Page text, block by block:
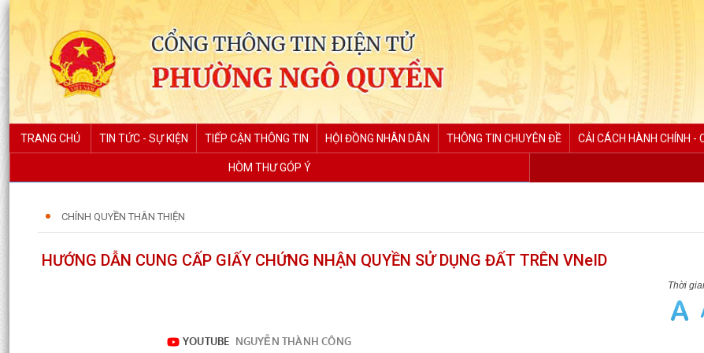
TRANG CHỦ TIN TỨC - SỰ KIỆN TIẾP CẬN THÔNG TIN HỘI ĐỒNG NHÂN DÂN THÔNG TIN CHUYÊN ĐỀ CẢI CÁCH HÀNH CHÍNH -
HÒM THƯ GÓP Ý
CHÍNH QUYỀN THÂN THIỆN
HƯỚNG DẪN CUNG CẤP GIẤY CHỨNG NHẬN QUYỀN SỬ DỤNG ĐẤT TRÊN VNeID